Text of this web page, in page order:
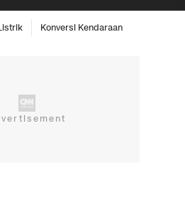
Konversi Kendaraan